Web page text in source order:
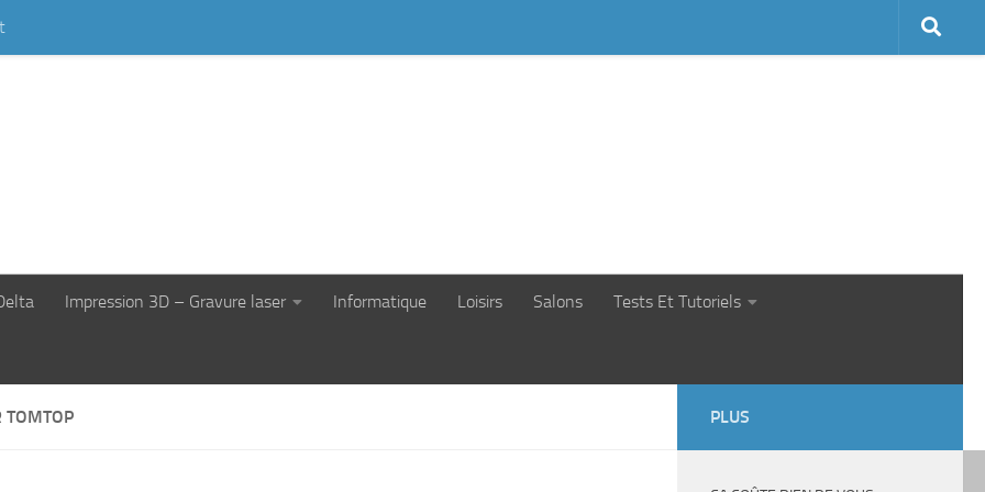
Impression 3D – Gravure laser Informatique Loisirs Salons Tests Et Tutoriels
TOMTOP PLUS